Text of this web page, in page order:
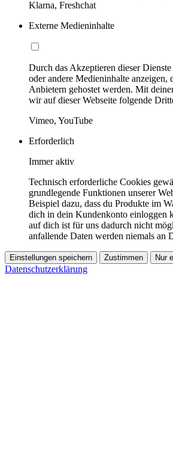
Klarna, Freshchat
Externe Medieninhalte
Durch das Akzeptieren dieser
oder andere Medieninhalte anzeigen,
Anbietern gehostet werden. Mit
wir auf dieser Webseite folgende
Vimeo, YouTube
Erforderlich
Immer aktiv
Technisch erforderliche Cookies
grundlegende Funktionen unserer
Beispiel dazu, dass du Produkte im
dich in dein Kundenkonto einloggen
auf dich ist für uns dadurch nicht
anfallende Daten werden niemals an
Einstellungen speichern Zustimmen Nur
Datenschutzerklärung